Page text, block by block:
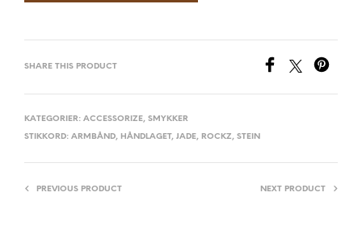
SHARE THIS PRODUCT
KATEGORIER: ACCESSORIZE, SMYKKER
STIKKORD: ARMBÅND, HÅNDLAGET, JADE, ROCKZ, STEIN
PREVIOUS PRODUCT NEXT PRODUCT